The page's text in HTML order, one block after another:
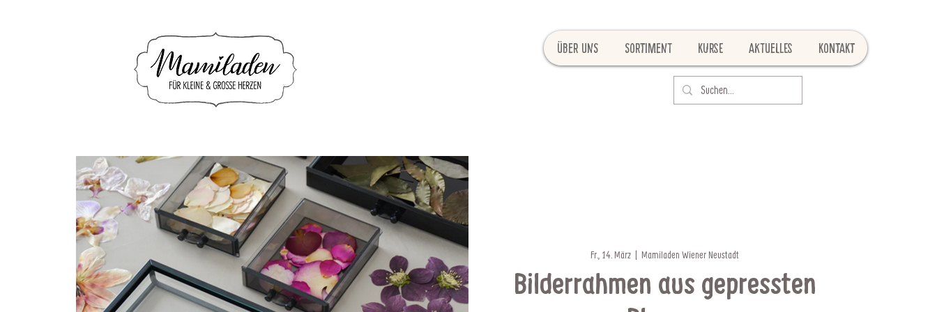
Über uns Sortiment Kurse Aktuelles Kontakt
Fr., 14. März
  |
Mamiladen Wiener Neustadt
Bilderrahmen aus gepressten